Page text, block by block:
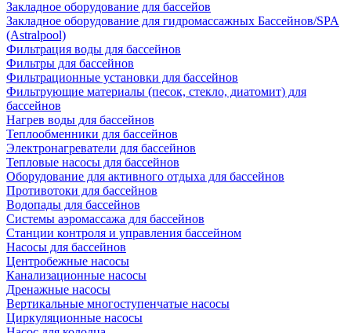
Закладное оборудование для бассейов
Закладное оборудование для гидромассажных Бассейнов/SPA
(Astralpool)
Фильтрация воды для бассейнов
Фильтры для бассейнов
Фильтрационные установки для бассейнов
Фильтрующие материалы (песок, стекло, диатомит) для
бассейнов
Нагрев воды для бассейнов
Теплообменники для бассейнов
Электронагреватели для бассейнов
Тепловые насосы для бассейнов
Оборудование для активного отдыха для бассейнов
Противотоки для бассейнов
Водопады для бассейнов
Системы аэромассажа для бассейнов
Станции контроля и управления бассейном
Насосы для бассейнов
Центробежные насосы
Канализационные насосы
Дренажные насосы
Вертикальные многоступенчатые насосы
Циркуляционные насосы